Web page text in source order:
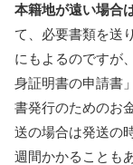
本籍地が遠い場合
て、必要書類を送
にもよるのですが
身証明書の申請書
書発行のためのお
送の場合は発送の
週間かかることも